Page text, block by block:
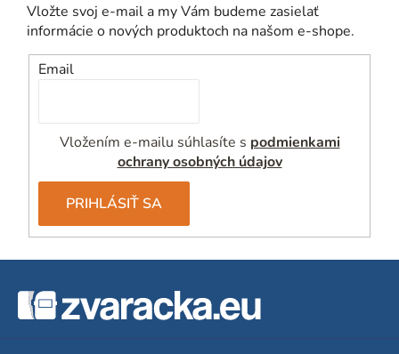
Vložte svoj e-mail a my Vám budeme zasielať
informácie o nových produktoch na našom e-shope.
Email
Vložením e-mailu súhlasíte s podmienkami
ochrany osobných údajov
PRIHLÁSIŤ SA